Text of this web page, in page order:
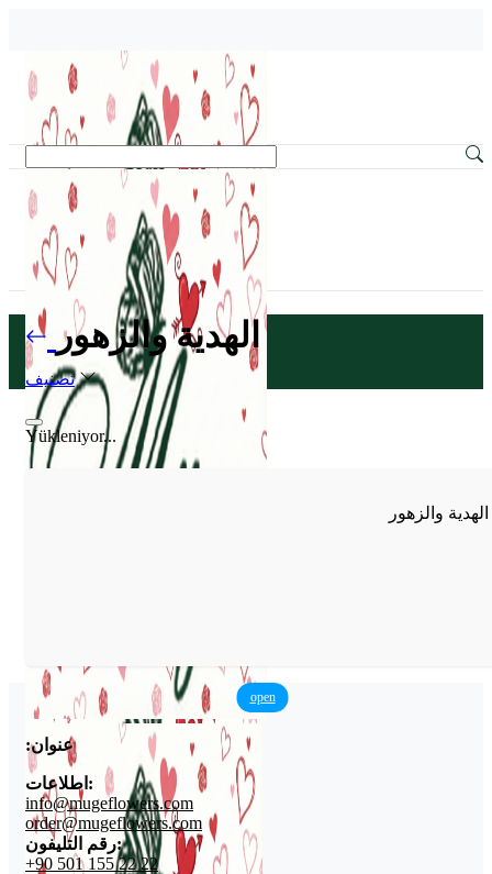
الهدية والزهور
تصنيف
Yükleniyor...
الهدية والزهور
open
عنوان:
اطلاعات:
info@mugeflowers.com
order@mugeflowers.com
رقم التليفون:
+90 501 155 22 22